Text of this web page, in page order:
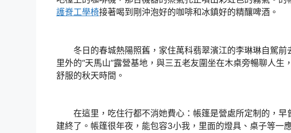
護脊工學椅接著喝到剛沖泡好的咖啡和冰鎮好的精釀啤酒。
冬日的春城熱陽照舊，家住萬科翡翠濱江的李琳琳自駕前
里外的“天馬山”露營基地，與三五老友圍坐在木桌旁暢聊人生
舒服的秋天時間。
在這里，吃住行都不消她費心：帳篷是營處所定制的，早
建終了。帳篷很年夜，能包容3小我，里面的燈具、桌子等一